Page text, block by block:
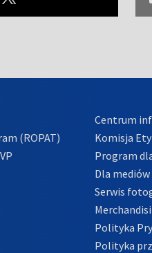
(ROPAT)
Centrum
Komisja
Program
Dla mediów
Serwis
Polityka
Polityka